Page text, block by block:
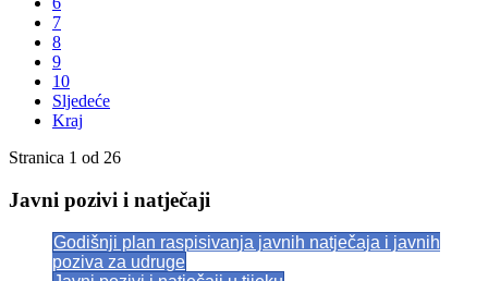
7
8
9
10
Sljedeće
Kraj
Stranica 1 od 26
Javni pozivi i natječaji
Godišnji plan raspisivanja javnih natječaja i javnih
poziva za udruge